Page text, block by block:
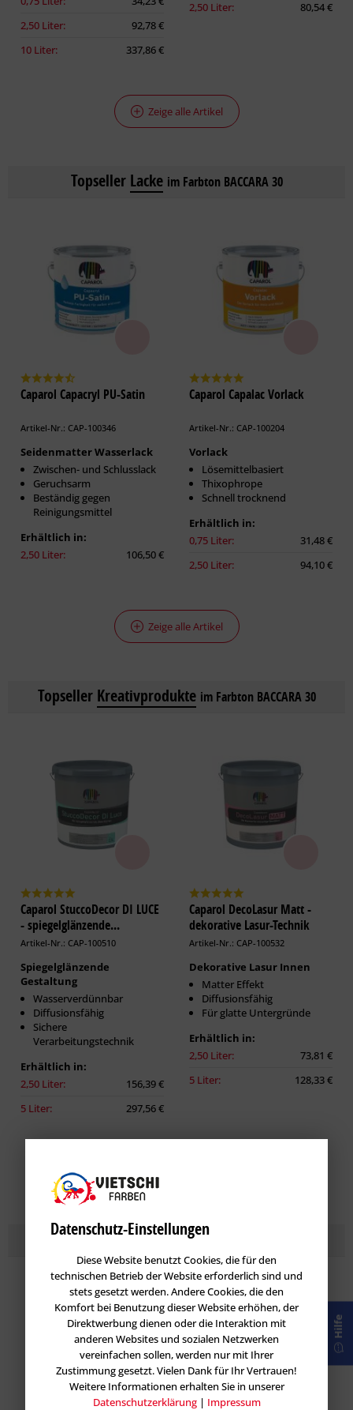
2,50 Liter:
92,78 €
10 Liter:
337,86 €
2,50 Liter: 80,54 €
Zeige alle Artikel
Topseller Lacke im Farbton BACCARA 30
Caparol Capacryl PU-Satin
Artikel-Nr.: CAP-100346
Seidenmatter Wasserlack
Zwischen- und Schlusslack
Geruchsarm
Beständig gegen
Reinigungsmittel
Erhältlich in:
2,50 Liter:
106,50 €
Caparol Capalac Vorlack
Artikel-Nr.: CAP-100204
Vorlack
Lösemittelbasiert
Thixophrope
Schnell trocknend
Erhältlich in:
0,75 Liter:
31,48 €
2,50 Liter:
94,10 €
Zeige alle Artikel
Topseller Kreativprodukte im Farbton BACCARA 30
Caparol StuccoDecor DI LUCE
- spiegelglänzende...
Artikel-Nr.: CAP-100510
Spiegelglänzende
Gestaltung
Wasserverdünnbar
Diffusionsfähig
Sichere
Verarbeitungstechnik
Erhältlich in:
2,50 Liter:
156,39 €
5 Liter:
297,56 €
Caparol DecoLasur Matt -
dekorative Lasur-Technik
Artikel-Nr.: CAP-100532
Dekorative Lasur Innen
Matter Effekt
Diffusionsfähig
Für glatte Untergründe
Erhältlich in:
2,50 Liter:
73,81 €
5 Liter:
128,33 €
TopsellerLasuren im Farbton BACCARA 30
Hilfe
Datenschutz-Einstellungen
Diese Website benutzt Cookies, die für den
technischen Betrieb der Website erforderlich sind und
stets gesetzt werden. Andere Cookies, die den
Komfort bei Benutzung dieser Website erhöhen, der
Direktwerbung dienen oder die Interaktion mit
anderen Websites und sozialen Netzwerken
vereinfachen sollen, werden nur mit Ihrer
Zustimmung gesetzt. Vielen Dank für Ihr Vertrauen!
Weitere Informationen erhalten Sie in unserer
Datenschutzerklärung| Impressum